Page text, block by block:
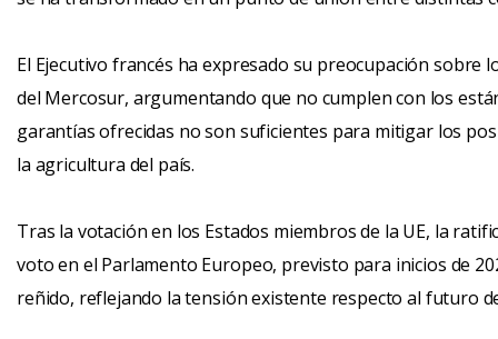
El Ejecutivo francés ha expresado su preocupación sobre
del Mercosur, argumentando que no cumplen con los
garantías ofrecidas no son suficientes para mitigar los
la agricultura del país.
Tras la votación en los Estados miembros de la UE, la
voto en el Parlamento Europeo, previsto para inicios de
reñido, reflejando la tensión existente respecto al futuro